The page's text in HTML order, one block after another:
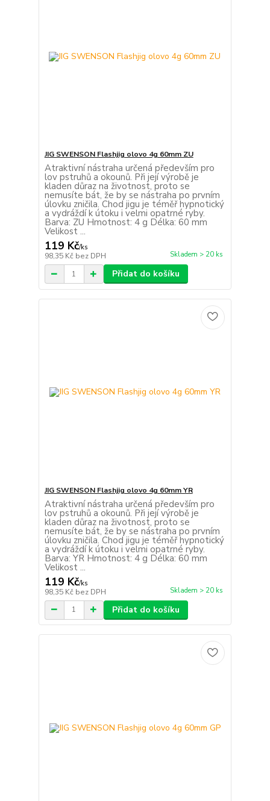
JIG SWENSON Flashjig olovo 4g 60mm ZU
Atraktivní nástraha určená především pro
lov pstruhů a okounů. Při její výrobě je
kladen důraz na životnost, proto se
nemusíte bát, že by se nástraha po prvním
úlovku zničila. Chod jigu je téměř hypnotický
a vydráždí k útoku i velmi opatrné ryby.
Barva: ZU Hmotnost: 4 g Délka: 60 mm
Velikost ...
119 Kč/ks
98,35 Kč bez DPH Skladem > 20 ks
Přidat do košíku
JIG SWENSON Flashjig olovo 4g 60mm YR
Atraktivní nástraha určená především pro
lov pstruhů a okounů. Při její výrobě je
kladen důraz na životnost, proto se
nemusíte bát, že by se nástraha po prvním
úlovku zničila. Chod jigu je téměř hypnotický
a vydráždí k útoku i velmi opatrné ryby.
Barva: YR Hmotnost: 4 g Délka: 60 mm
Velikost ...
119 Kč/ks
98,35 Kč bez DPH Skladem > 20 ks
Přidat do košíku